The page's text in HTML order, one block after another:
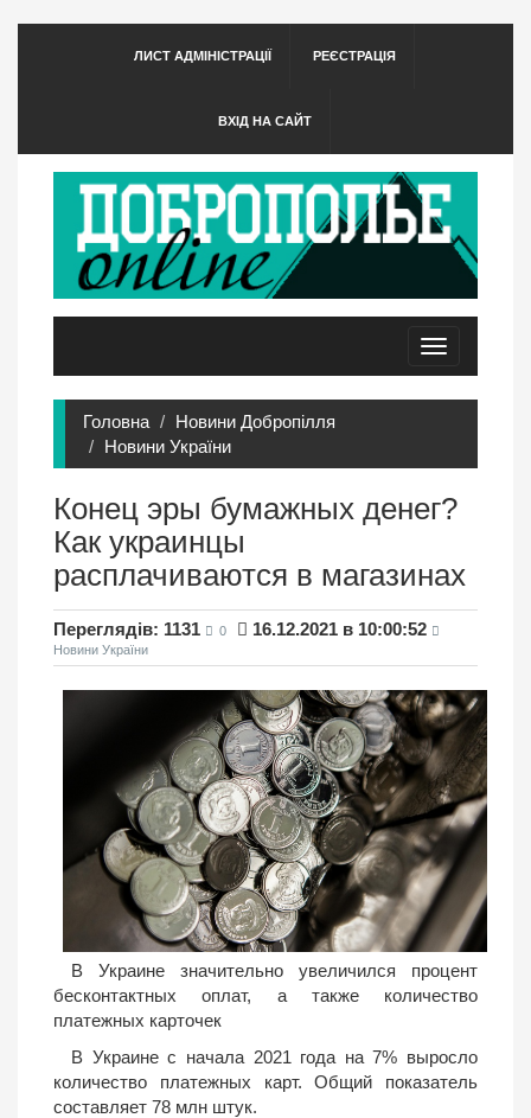
ЛИСТ АДМІНІСТРАЦІЇ РЕЄСТРАЦІЯ
ВХІД НА САЙТ
Toggle
navigation
Головна
Новини Добропілля
Новини України
Конец эры бумажных денег?
Как украинцы
расплачиваются в магазинах
Переглядів: 1131 0 16.12.2021 в 10:00:52
Новини України
В Украине значительно увеличился процент
бесконтактных оплат, а также количество
платежных карточек
В Украине с начала 2021 года на 7% выросло
количество платежных карт. Общий показатель
составляет 78 млн штук.